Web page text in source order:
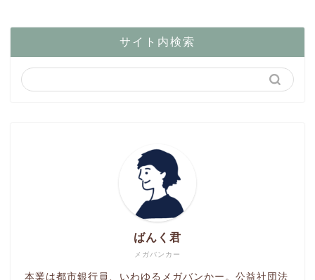
サイト内検索
メガバンカー
ばんく君
本業は都市銀行員、いわゆるメガバンかー。公益社団法